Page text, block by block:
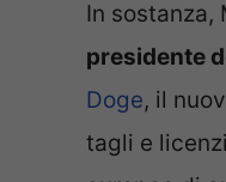
In sostanza,
presidente
Doge, il
tagli e